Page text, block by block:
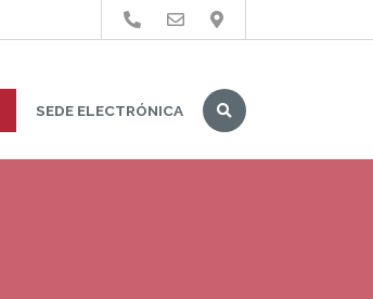
SEDE ELECTRÓNICA
Buscar